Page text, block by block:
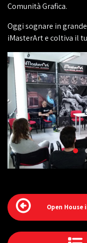
Comunità Grafica.
Oggi sognare in
iMasterArt e coltiva il
Open